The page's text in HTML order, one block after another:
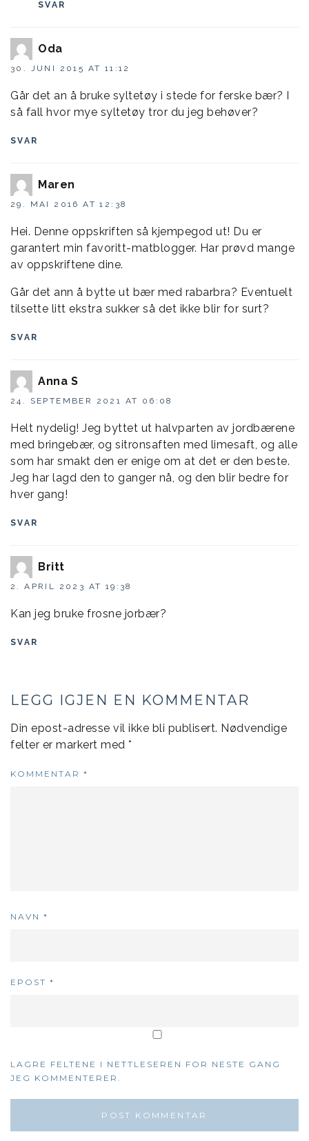
SVAR
Oda
30. JUNI 2015 AT 11:12
Går det an å bruke syltetøy i stede for ferske bær? I
så fall hvor mye syltetøy tror du jeg behøver?
SVAR
Maren
29. MAI 2016 AT 12:38
Hei. Denne oppskriften så kjempegod ut! Du er
garantert min favoritt-matblogger. Har prøvd mange
av oppskriftene dine.
Går det ann å bytte ut bær med rabarbra? Eventuelt
tilsette litt ekstra sukker så det ikke blir for surt?
SVAR
Anna S
24. SEPTEMBER 2021 AT 06:08
Helt nydelig! Jeg byttet ut halvparten av jordbærene
med bringebær, og sitronsaften med limesaft, og alle
som har smakt den er enige om at det er den beste.
Jeg har lagd den to ganger nå, og den blir bedre for
hver gang!
SVAR
Britt
2. APRIL 2023 AT 19:38
Kan jeg bruke frosne jorbær?
SVAR
LEGG IGJEN EN KOMMENTAR
Din epost-adresse vil ikke bli publisert. Nødvendige
felter er markert med *
KOMMENTAR *
NAVN *
EPOST *
LAGRE FELTENE I NETTLESEREN FOR NESTE GANG
JEG KOMMENTERER.